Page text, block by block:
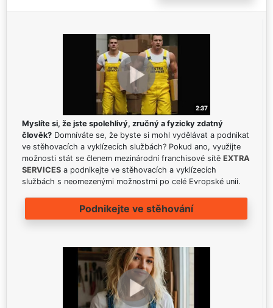
Myslíte si, že jste spolehlivý, zručný a fyzicky zdatný
člověk? Domníváte se, že byste si mohl vydělávat a podnikat
ve stěhovacích a vyklízecích službách? Pokud ano, využijte
možnosti stát se členem mezinárodní franchisové sítě EXTRA
SERVICES a podnikejte ve stěhovacích a vyklízecích
službách s neomezenými možnostmi po celé Evropské unii.
Podnikejte ve stěhování